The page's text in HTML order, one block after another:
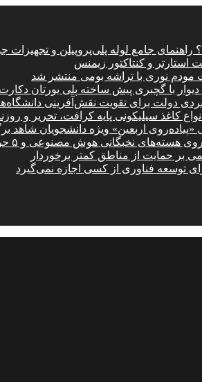
راهنمای جامع لوله پلی‌پروپیلن و تجهیزات
استارتر و کنتاکتور زیمنس
نوری با تراشه بومی منتشر شد
دیوار با گچبری پیش ساخته پلی یورتان
دولت برای تقویت نقش‌آفرینی
کاغذ سیلیکونی پایه کرافت، تحریر و
اربعین» ویژه دانشجویان شاهد
نخبگانی هوش مصنوعی و ۵ حوزه راهبردی کشور
بر حمایت از مناطق کمتر برخوردار
توسعه فناوری از کسی اجازه نمی‌گیرد